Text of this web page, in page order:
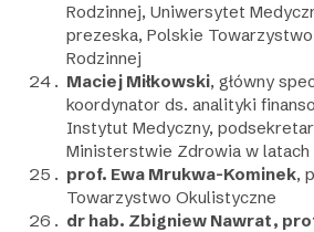
Rodzinnej, Uniwersytet
prezeska, Polskie
Rodzinnej
Maciej Miłkowski, główny
koordynator ds. analityki
Instytut Medyczny,
Ministerstwie Zdrowia w latach
prof. Ewa Mrukwa-Kominek,
Towarzystwo Okulistyczne
dr hab. Zbigniew Nawrat,